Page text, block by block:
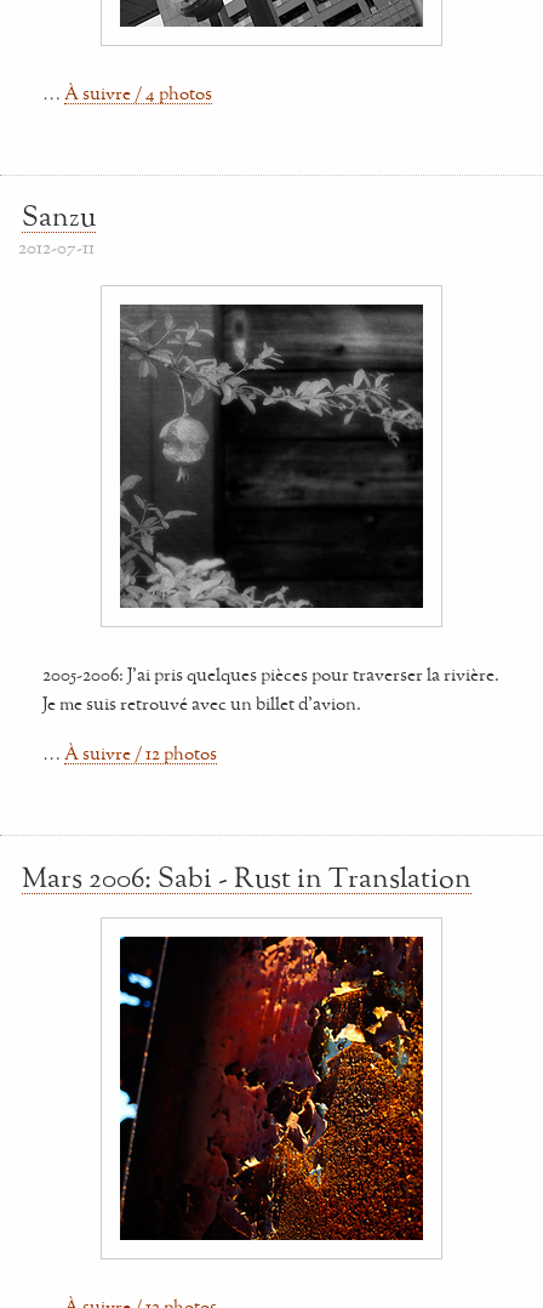
… À suivre / 4 photos
Sanzu
2012-07-11
2005-2006: J'ai pris quelques pièces pour traverser la rivière.
Je me suis retrouvé avec un billet d'avion.
… À suivre / 12 photos
Mars 2006: Sabi - Rust in Translation